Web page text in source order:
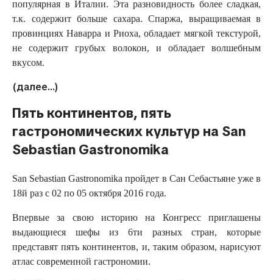
популярная в Италии. Эта разновидность более сладкая,
т.к. содержит больше сахара. Спаржа, выращиваемая в
провинциях Наварра и Риоха, обладает мягкой текстурой,
не содержит грубых волокон, и обладает волшебным
вкусом.
(далее…)
Пять континентов, пять
гастрономических культур на San
Sebastian Gastronomika
San Sebastian Gastronomika пройдет в Сан Себастьяне уже в
18й раз с 02 по 05 октября 2016 года.
Впервые за свою историю на Конгресс приглашены
выдающиеся шефы из 6ти разных стран, которые
представят пять континентов, и, таким образом, нарисуют
атлас современной гастрономии.